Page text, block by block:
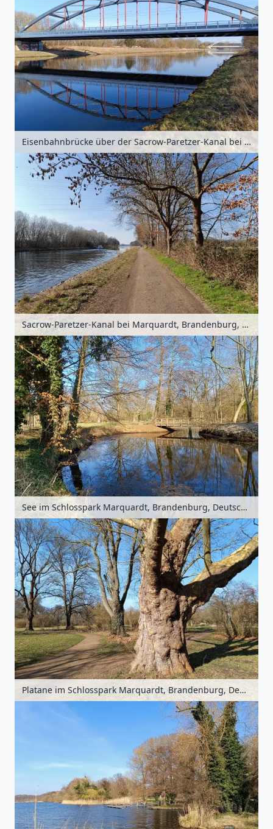
Eisenbahnbrücke über der Sacrow-Paretzer-Kanal bei Marquardt, Brandenburg, Deutschland
Sacrow-Paretzer-Kanal bei Marquardt, Brandenburg, Deutschland
See im Schlosspark Marquardt, Brandenburg, Deutschland
Platane im Schlosspark Marquardt, Brandenburg, Deutschland